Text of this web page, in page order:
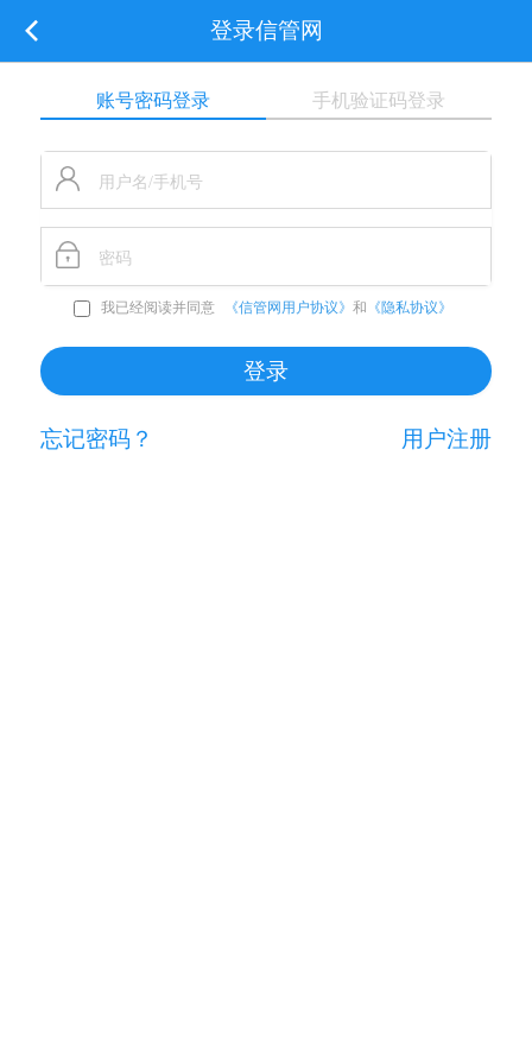
登录信管网
账号密码登录 手机验证码登录
我已经阅读并同意 《信管网用户协议》 和 《隐私协议》
忘记密码？ 用户注册